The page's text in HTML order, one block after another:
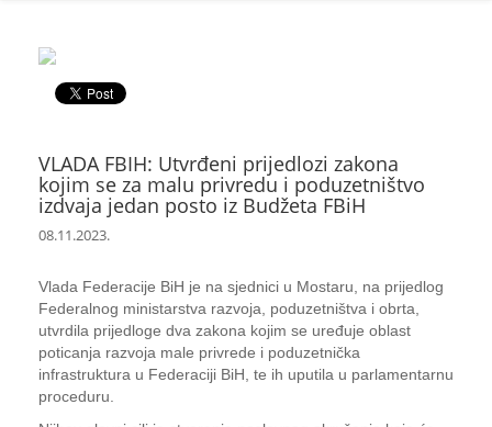
VLADA FBIH: Utvrđeni prijedlozi zakona
kojim se za malu privredu i poduzetništvo
izdvaja jedan posto iz Budžeta FBiH
08.11.2023.
Vlada Federacije BiH je na sjednici u Mostaru, na prijedlog
Federalnog ministarstva razvoja, poduzetništva i obrta,
utvrdila prijedloge dva zakona kojim se uređuje oblast
poticanja razvoja male privrede i poduzetnička
infrastruktura u Federaciji BiH, te ih uputila u parlamentarnu
proceduru.